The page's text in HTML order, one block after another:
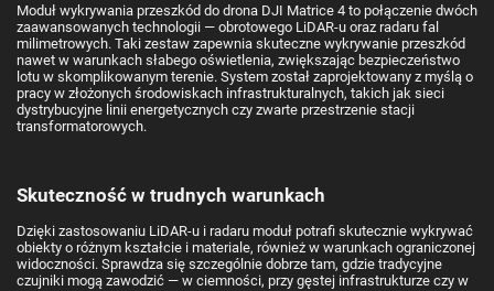
Moduł wykrywania przeszkód do drona DJI Matrice 4 to połączenie dwóch
zaawansowanych technologii — obrotowego LiDAR-u oraz radaru fal
milimetrowych. Taki zestaw zapewnia skuteczne wykrywanie przeszkód
nawet w warunkach słabego oświetlenia, zwiększając bezpieczeństwo
lotu w skomplikowanym terenie. System został zaprojektowany z myślą o
pracy w złożonych środowiskach infrastrukturalnych, takich jak sieci
dystrybucyjne linii energetycznych czy zwarte przestrzenie stacji
transformatorowych.
Skuteczność w trudnych warunkach
Dzięki zastosowaniu LiDAR-u i radaru moduł potrafi skutecznie wykrywać
obiekty o różnym kształcie i materiale, również w warunkach ograniczonej
widoczności. Sprawdza się szczególnie dobrze tam, gdzie tradycyjne
czujniki mogą zawodzić — w ciemności, przy gęstej infrastrukturze czy w